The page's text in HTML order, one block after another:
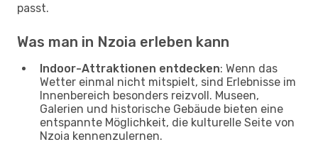
passt.
Was man in Nzoia erleben kann
Indoor-Attraktionen entdecken: Wenn das
Wetter einmal nicht mitspielt, sind Erlebnisse im
Innenbereich besonders reizvoll. Museen,
Galerien und historische Gebäude bieten eine
entspannte Möglichkeit, die kulturelle Seite von
Nzoia kennenzulernen.